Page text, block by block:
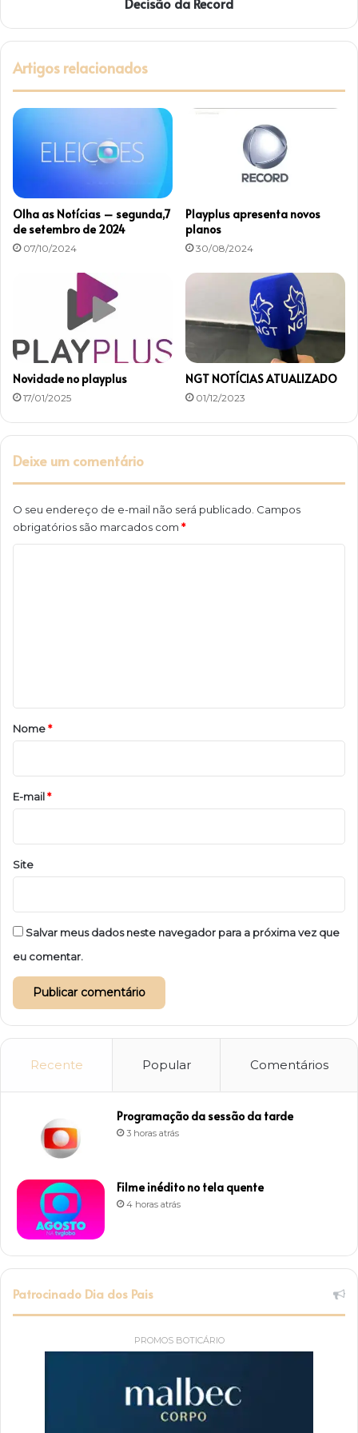
r
Artigos relacionados
Olha as Notícias – segunda,7
de setembro de 2024
07/10/2024
Playplus apresenta novos
planos
30/08/2024
Novidade no playplus
17/01/2025
NGT NOTÍCIAS ATUALIZADO
01/12/2023
Deixe um comentário
O seu endereço de e-mail não será publicado. Campos
obrigatórios são marcados com *
r
o
*
Nome*
E-mail*
Site
Salvar meus dados neste navegador para a próxima vez que
eu comentar.
Recente Popular Comentários
Programação da sessão da tarde
3 horas atrás
Filme inédito no tela quente
4 horas atrás
Patrocinado Dia dos Pais
PROMOS BOTICÁRIO